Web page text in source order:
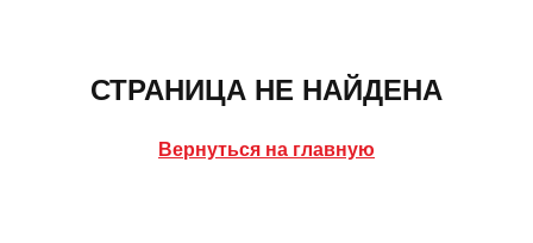
СТРАНИЦА НЕ НАЙДЕНА
Вернуться на главную